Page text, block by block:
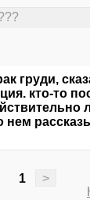
груди,
кто-то
нем
1
>